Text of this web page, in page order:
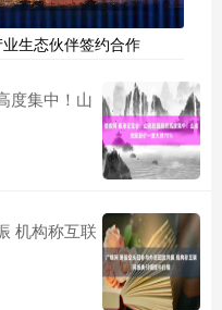
生态伙伴签约合作
度集中！山
机构称互联